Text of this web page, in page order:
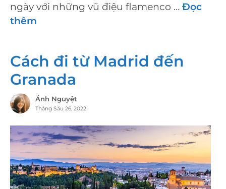
ngày với những vũ điệu flamenco … Đọc
thêm
Cách đi từ Madrid đến
Granada
Ánh Nguyệt
Tháng Sáu 26, 2022